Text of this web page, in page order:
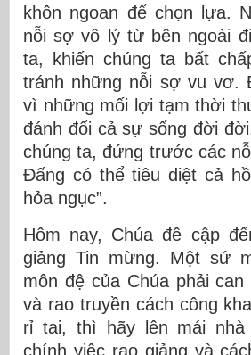
khôn ngoan để chọn lựa.
nỗi sợ vô lý từ bên ngoài
ta, khiến chúng ta bất
tránh những nỗi sợ vu vơ.
vì những mối lợi tạm thời
đánh đổi cả sự sống đời
chúng ta, đứng trước các
Đấng có thể tiêu diệt cả
hỏa ngục”.
Hôm nay, Chúa đề cập
giảng Tin mừng. Một sứ
môn đệ của Chúa phải
và rao truyền cách công
rỉ tai, thì hãy lên mái nhà
chính việc rao giảng và